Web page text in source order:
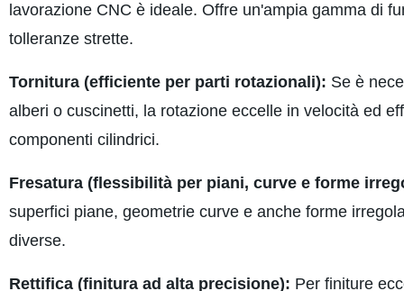
lavorazione CNC è ideale. Offre un'ampia gamma di
tolleranze strette.
Tornitura (efficiente per parti rotazionali): Se è
alberi o cuscinetti, la rotazione eccelle in velocità ed
componenti cilindrici.
Fresatura (flessibilità per piani, curve e forme
superfici piane, geometrie curve e anche forme
diverse.
Rettifica (finitura ad alta precisione): Per finiture